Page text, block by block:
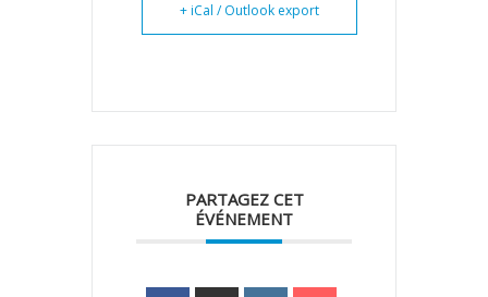
+ iCal / Outlook export
PARTAGEZ CET
ÉVÉNEMENT